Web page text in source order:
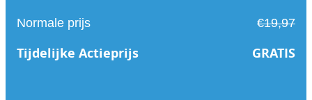
Normale prijs €19,97
Tijdelijke Actieprijs GRATIS